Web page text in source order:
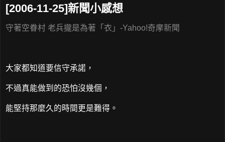
[2006-11-25]新聞小感想
守著空眷村 老兵攏是為著「衣」-Yahoo!奇摩新聞
大家都知道要信守承諾，
不過真能做到的恐怕沒幾個，
能堅持那麼久的時間更是難得。